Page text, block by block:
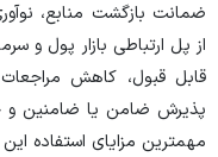
ضمانت بازگشت منابع،
از پل ارتباطی بازار پول و
قابل قبول، کاهش
پذیرش ضامن یا ضامنین و
مهمترین مزایای استفاده